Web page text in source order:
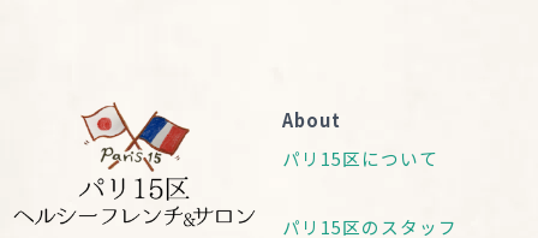
About
パリ15区について
パリ15区のスタッフ